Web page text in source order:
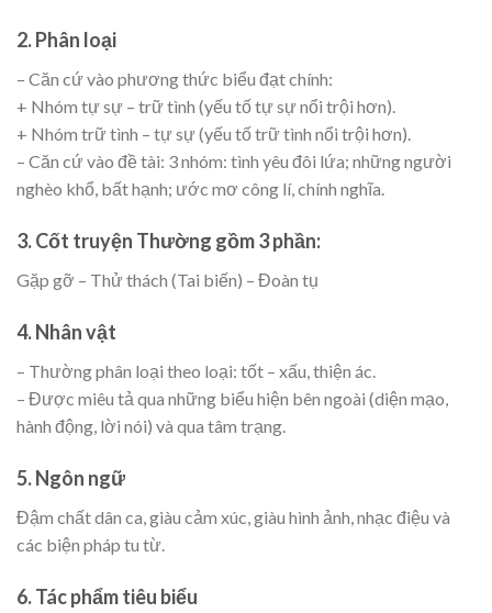
2. Phân loại
– Căn cứ vào phương thức biểu đạt chính:
+ Nhóm tự sự – trữ tình (yếu tố tự sự nổi trội hơn).
+ Nhóm trữ tình – tự sự (yếu tố trữ tình nổi trội hơn).
– Căn cứ vào đề tài: 3 nhóm: tình yêu đôi lứa; những người
nghèo khổ, bất hạnh; ước mơ công lí, chính nghĩa.
3. Cốt truyện Thường gồm 3 phần:
Gặp gỡ – Thử thách (Tai biến) – Đoàn tụ
4. Nhân vật
– Thường phân loại theo loại: tốt – xấu, thiện ác.
– Được miêu tả qua những biểu hiện bên ngoài (diện mạo,
hành động, lời nói) và qua tâm trạng.
5. Ngôn ngữ
Đậm chất dân ca, giàu cảm xúc, giàu hình ảnh, nhạc điệu và
các biện pháp tu từ.
6. Tác phẩm tiêu biểu